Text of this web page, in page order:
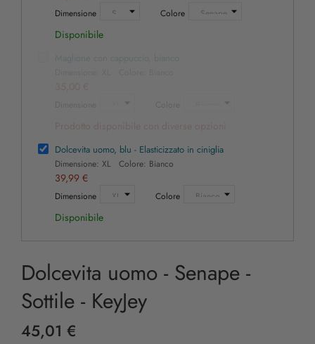
Dimensione Colore
Disponibile
Dolcevita uomo, blu - Elasticizzato in ciniglia
Dimensione: XL Colore: Bianco
39,99 €
Dimensione Colore
Disponibile
Dolcevita uomo - Senape -
Sottile - KeyJey
45,01 €